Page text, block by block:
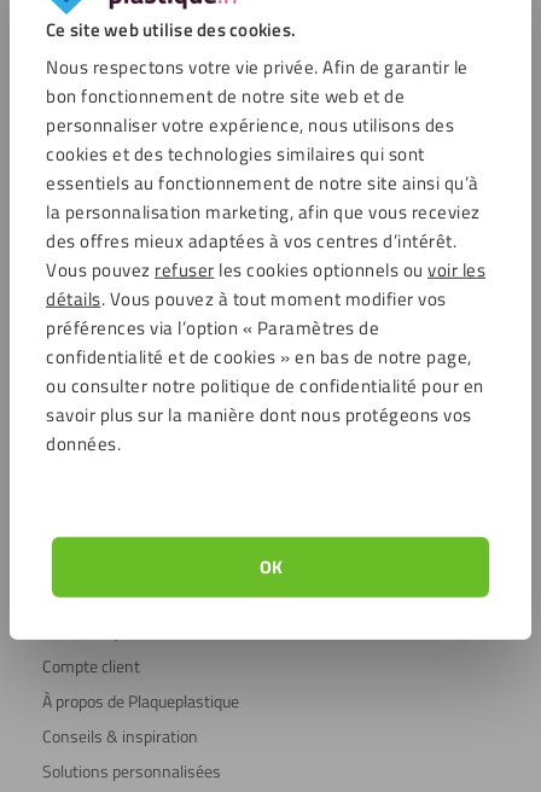
Ce site web utilise des cookies.
Nous respectons votre vie privée. Afin de garantir le
bon fonctionnement de notre site web et de
personnaliser votre expérience, nous utilisons des
cookies et des technologies similaires qui sont
essentiels au fonctionnement de notre site ainsi qu’à
la personnalisation marketing, afin que vous receviez
des offres mieux adaptées à vos centres d’intérêt.
Vous pouvezrefuserles cookies optionnels ou voir les
détails. Vous pouvez à tout moment modifier vos
préférences via l’option « Paramètres de
confidentialité et de cookies » en bas de notre page,
ou consulter notre politique de confidentialité pour en
savoir plus sur la manière dont nous protégeons vos
données.
OK
Service clientèle
Ouvert lundi de 7:00
Service clientèle
Options de paiement
Commentaires
4.6 / 5721 avis clients
Achats sécurisés
Frais d’expédition
Compte client
À propos de Plaqueplastique
Conseils & inspiration
Solutions personnalisées